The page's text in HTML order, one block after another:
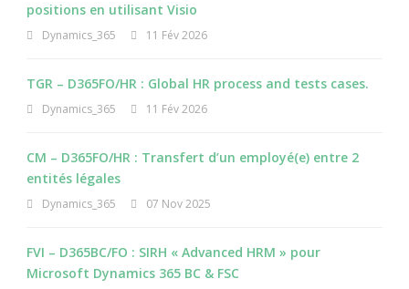
positions en utilisant Visio
Dynamics_365 11 Fév 2026
TGR – D365FO/HR : Global HR process and tests cases.
Dynamics_365 11 Fév 2026
CM – D365FO/HR : Transfert d’un employé(e) entre 2
entités légales
Dynamics_365 07 Nov 2025
FVI – D365BC/FO : SIRH « Advanced HRM » pour
Microsoft Dynamics 365 BC & FSC